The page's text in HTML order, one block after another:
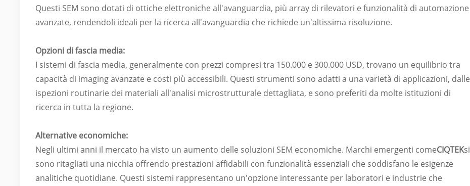
Questi SEM sono dotati di ottiche elettroniche all'avanguardia, più array di rilevatori e funzionalità di automazione
avanzate, rendendoli ideali per la ricerca all'avanguardia che richiede un'altissima risoluzione.
Opzioni di fascia media:
I sistemi di fascia media, generalmente con prezzi compresi tra 150.000 e 300.000 USD, trovano un equilibrio tra
capacità di imaging avanzate e costi più accessibili. Questi strumenti sono adatti a una varietà di applicazioni, dalle
ispezioni routinarie dei materiali all'analisi microstrutturale dettagliata, e sono preferiti da molte istituzioni di
ricerca in tutta la regione.
Alternative economiche:
Negli ultimi anni il mercato ha visto un aumento delle soluzioni SEM economiche. Marchi emergenti comeCIQTEKsi
sono ritagliati una nicchia offrendo prestazioni affidabili con funzionalità essenziali che soddisfano le esigenze
analitiche quotidiane. Questi sistemi rappresentano un'opzione interessante per laboratori e industrie che